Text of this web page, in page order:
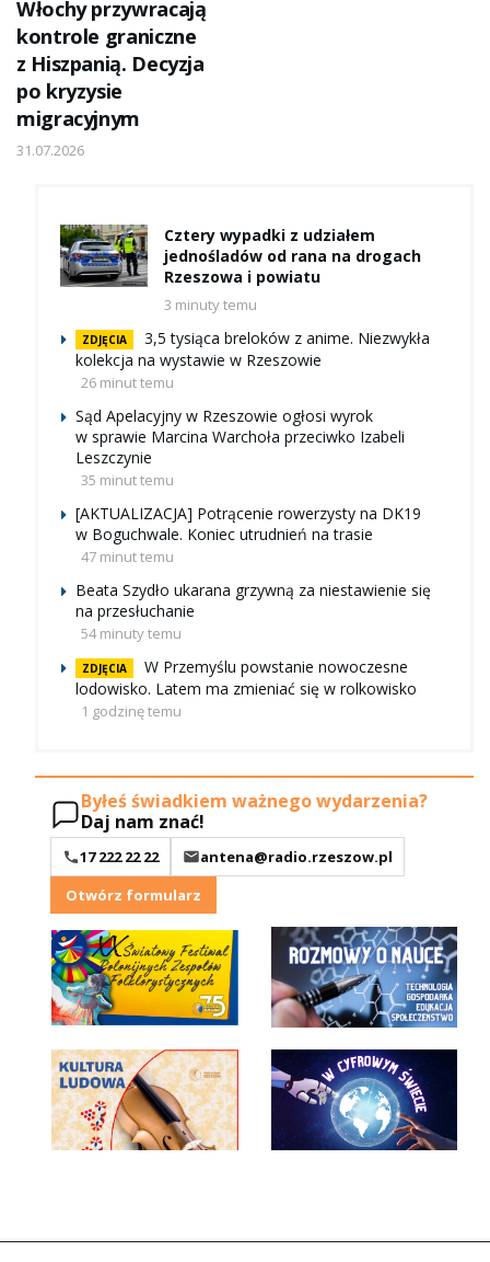
Włochy przywracają
kontrole graniczne
z Hiszpanią. Decyzja
po kryzysie
migracyjnym
31.07.2026
Cztery wypadki z udziałem
jednośladów od rana na drogach
Rzeszowa i powiatu
3 minuty temu
ZDJĘCIA
3,5 tysiąca breloków z anime. Niezwykła
kolekcja na wystawie w Rzeszowie
26 minut temu
Sąd Apelacyjny w Rzeszowie ogłosi wyrok
w sprawie Marcina Warchoła przeciwko Izabeli
Leszczynie
35 minut temu
[AKTUALIZACJA] Potrącenie rowerzysty na DK19
w Boguchwale. Koniec utrudnień na trasie
47 minut temu
Beata Szydło ukarana grzywną za niestawienie się
na przesłuchanie
54 minuty temu
ZDJĘCIA
W Przemyślu powstanie nowoczesne
lodowisko. Latem ma zmieniać się w rolkowisko
1 godzinę temu
Byłeś świadkiem ważnego wydarzenia?
Daj nam znać!
17 222 22 22
antena@radio.rzeszow.pl
Otwórz formularz